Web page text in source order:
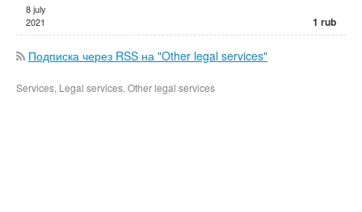
8 july
2021
1 rub
Подписка через RSS на "Other legal services"
Services, Legal services, Other legal services